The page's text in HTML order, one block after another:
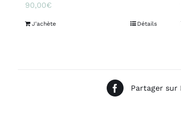
90,00€
J'achète Détails
Partager sur